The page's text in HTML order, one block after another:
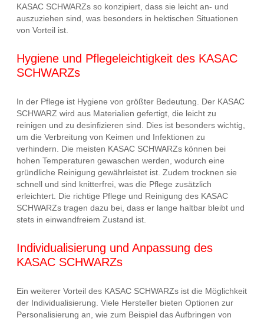
KASAC SCHWARZs so konzipiert, dass sie leicht an- und
auszuziehen sind, was besonders in hektischen Situationen
von Vorteil ist.
Hygiene und Pflegeleichtigkeit des KASAC
SCHWARZs
In der Pflege ist Hygiene von größter Bedeutung. Der KASAC
SCHWARZ wird aus Materialien gefertigt, die leicht zu
reinigen und zu desinfizieren sind. Dies ist besonders wichtig,
um die Verbreitung von Keimen und Infektionen zu
verhindern. Die meisten KASAC SCHWARZs können bei
hohen Temperaturen gewaschen werden, wodurch eine
gründliche Reinigung gewährleistet ist. Zudem trocknen sie
schnell und sind knitterfrei, was die Pflege zusätzlich
erleichtert. Die richtige Pflege und Reinigung des KASAC
SCHWARZs tragen dazu bei, dass er lange haltbar bleibt und
stets in einwandfreiem Zustand ist.
Individualisierung und Anpassung des
KASAC SCHWARZs
Ein weiterer Vorteil des KASAC SCHWARZs ist die Möglichkeit
der Individualisierung. Viele Hersteller bieten Optionen zur
Personalisierung an, wie zum Beispiel das Aufbringen von